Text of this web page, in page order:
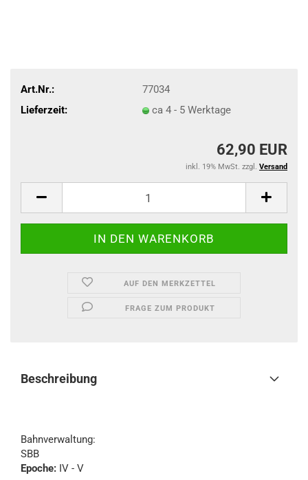
Art.Nr.:
77034
Lieferzeit:
ca 4 - 5 Werktage
62,90 EUR
inkl. 19% MwSt. zzgl. Versand
AUF DEN MERKZETTEL
FRAGE ZUM PRODUKT
Beschreibung
Bahnverwaltung:
SBB
Epoche: IV - V